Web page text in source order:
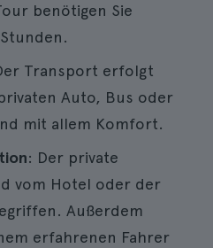
benötigen Sie
Transport erfolgt
Auto, Bus oder
mit allem Komfort.
: Der private
vom Hotel oder der
Außerdem
erfahrenen Fahrer